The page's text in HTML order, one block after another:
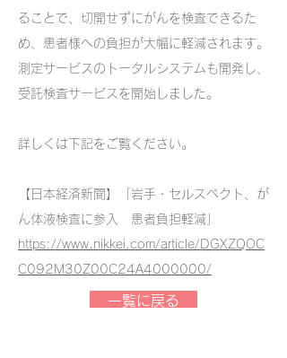
ることで、切開せずにがんを検査できるた
め、患者様への負担が大幅に軽減されます。
測定サービスのトータルシステムも開発し、
受託検査サービスを開始しました。
詳しくは下記をご覧ください。
【日本経済新聞】「岩手・セルスペクト、が
ん体液検査に参入 患者負担軽減」
https://www.nikkei.com/article/DGXZQOC
C092M30Z00C24A4000000/
一覧に戻る